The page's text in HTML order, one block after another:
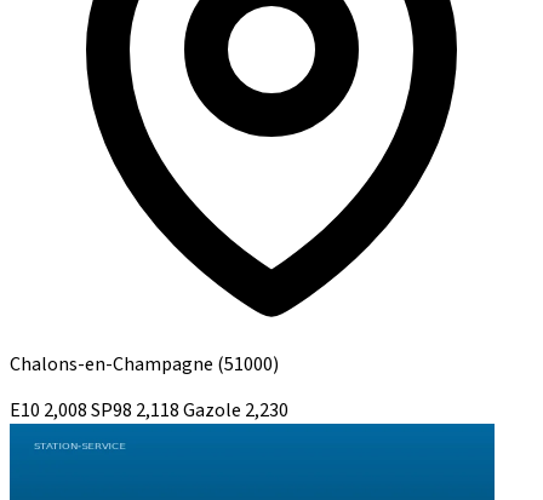
Chalons-en-Champagne (51000)
E10 2,008SP98 2,118Gazole 2,230